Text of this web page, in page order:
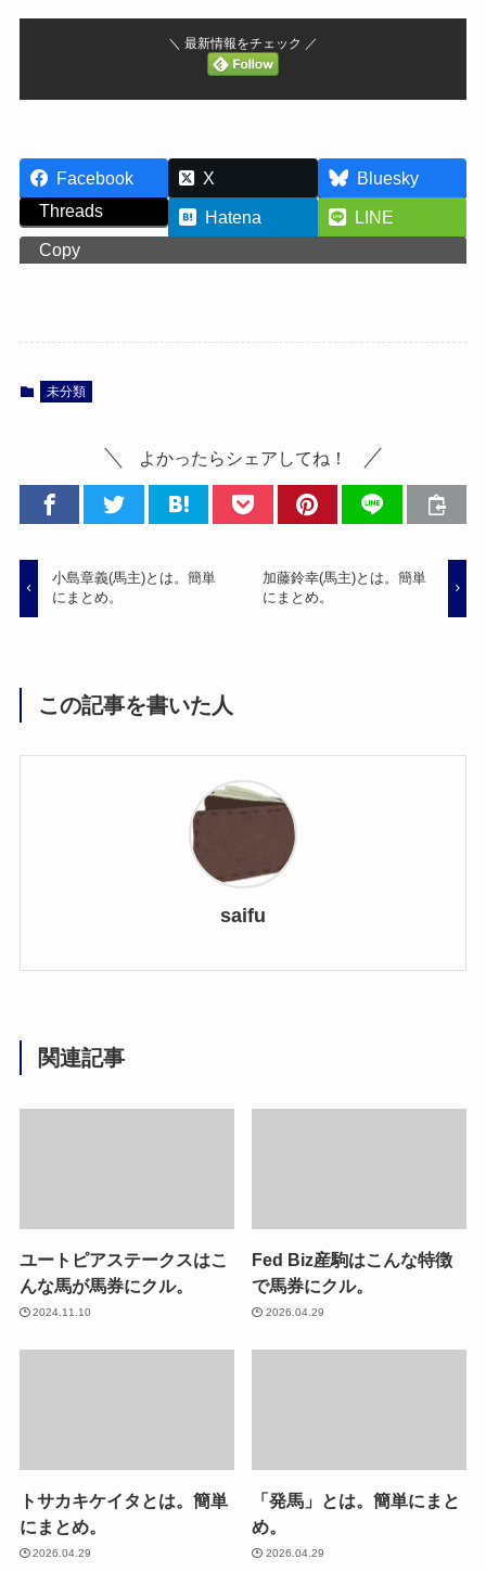
＼ 最新情報をチェック ／
Facebook X
Bluesky
Threads
Hatena
LINE
Copy
未分類
よかったらシェアしてね！
小島章義(馬主)とは。簡単
にまとめ。
加藤鈴幸(馬主)とは。簡単
にまとめ。
この記事を書いた人
saifu
関連記事
ユートピアステークスはこ
んな馬が馬券にクル。
2024.11.10
Fed Biz産駒はこんな特徴
で馬券にクル。
2026.04.29
トサカキケイタとは。簡単
にまとめ。
2026.04.29
「発馬」とは。簡単にまと
め。
2026.04.29